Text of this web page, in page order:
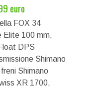
euro
FOX 34
Elite 100 mm,
DPS
Shimano
Shimano
XR 1700,